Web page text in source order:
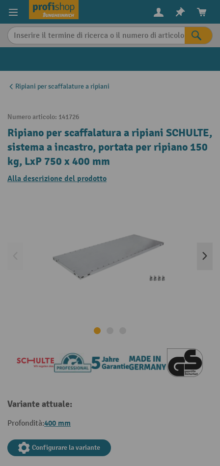
content
Ripiani per scaffalature a ripiani
Numero articolo: 141726
Ripiano per scaffalatura a ripiani SCHULTE,
sistema a incastro, portata per ripiano 150
kg, LxP 750 x 400 mm
Alla descrizione del prodotto
Variante attuale:
Profondità:400 mm
Configurare la variante